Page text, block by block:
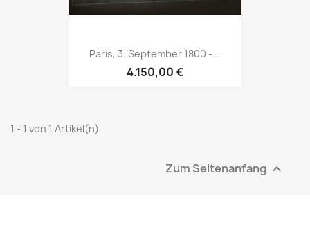
Paris, 3. September 1800 -...
4.150,00 €
1 - 1 von 1 Artikel(n)
Zum Seitenanfang 